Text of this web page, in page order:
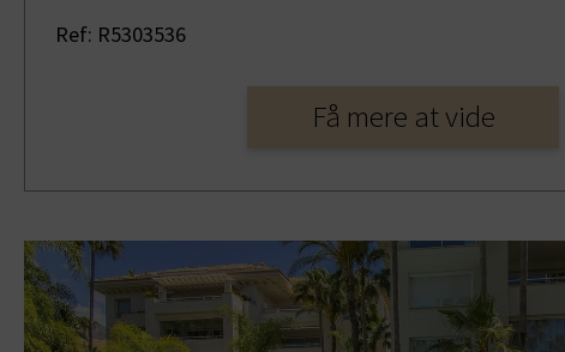
Ref: R5303536
Få mere at vide